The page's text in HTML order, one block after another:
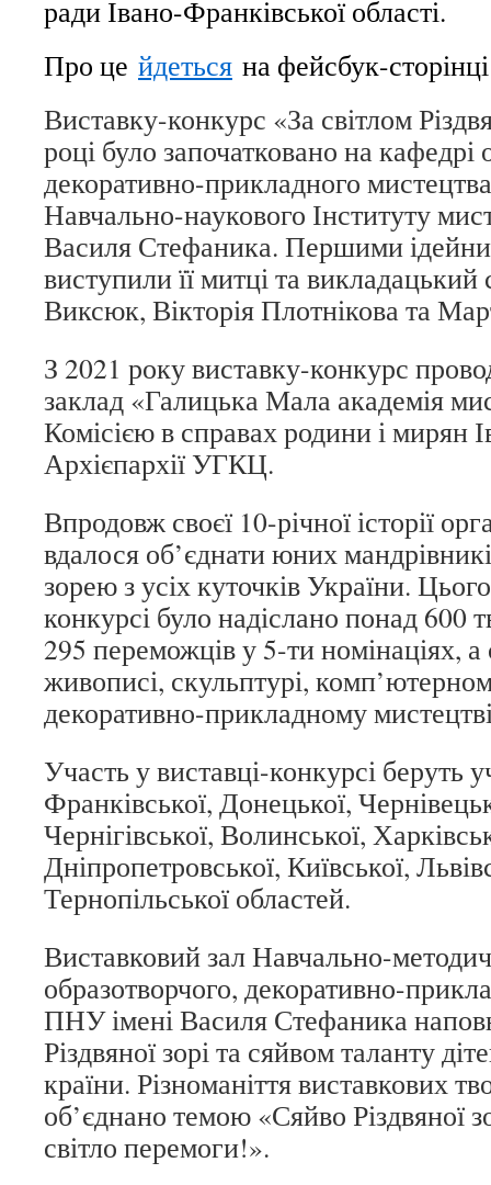
ради Івано-Франківської області.
Про це йдеться на фейсбук-
Виставку-конкурс «За світлом
році було започатковано на кафедрі
декоративно-прикладного мистецтва
Навчально-наукового Інституту
Василя Стефаника. Першими
виступили її митці та
Виксюк, Вікторія Плотнікова та
З 2021 року виставку-конкурс
заклад «Галицька Мала академія
Комісією в справах родини і мирян
Архієпархії УГКЦ.
Впродовж своєї 10-річної історії
вдалося об’єднати юних
зорею з усіх куточків України.
конкурсі було надіслано понад 600
295 переможців у 5-ти номінаціях, а
живописі, скульптурі,
декоративно-прикладному
Участь у виставці-конкурсі беруть
Франківської, Донецької,
Чернігівської, Волинської,
Дніпропетровської, Київської,
Тернопільської областей.
Виставковий зал Навчально-
образотворчого, декоративно-
ПНУ імені Василя Стефаника
Різдвяної зорі та сяйвом таланту
країни. Різноманіття виставкових
об’єднано темою «Сяйво Різдвяної
світло перемоги!».